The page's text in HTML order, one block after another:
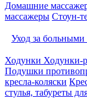
Домашние
массажеры Стоун-
Уход за
Ходунки Ходунки-
Подушки
кресла-коляски
стулья, табуреты